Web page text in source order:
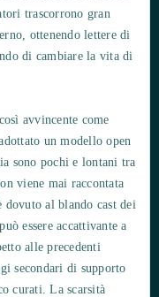
trascorrono gran
ottenendo lettere di
di cambiare la vita di
avvincente come
un modello open
sono pochi e lontani tra
viene mai raccontata
dovuto al blando cast dei
essere accattivante a
alle precedenti
secondari di supporto
curati. La scarsità